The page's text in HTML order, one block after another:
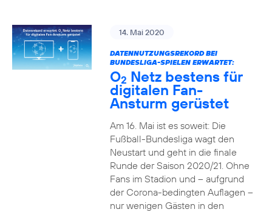
14. Mai 2020
DATENNUTZUNGSREKORD BEI
BUNDESLIGA-SPIELEN ERWARTET:
O2 Netz bestens für
digitalen Fan-
Ansturm gerüstet
Am 16. Mai ist es soweit: Die
Fußball-Bundesliga wagt den
Neustart und geht in die finale
Runde der Saison 2020/21. Ohne
Fans im Stadion und – aufgrund
der Corona-bedingten Auflagen –
nur wenigen Gästen in den